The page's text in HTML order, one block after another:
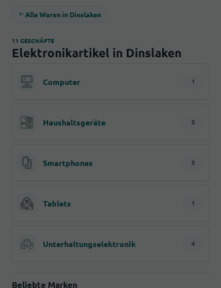
Alle Waren in Dinslaken
11 GESCHÄFTE
Elektronikartikel in Dinslaken
Computer 1
Haushaltsgeräte 5
Smartphones 3
Tablets 1
Unterhaltungselektronik 4
Beliebte Marken